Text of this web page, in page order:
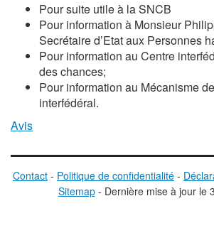
Pour suite utile à la SNCB
Pour information à Monsieur
Secrétaire d’Etat aux Personnes
Pour information au Centre
des chances;
Pour information au Mécanisme
interfédéral.
Avis
Contact - Politique de confidentialité -
Sitemap - Dernière mise à jour le